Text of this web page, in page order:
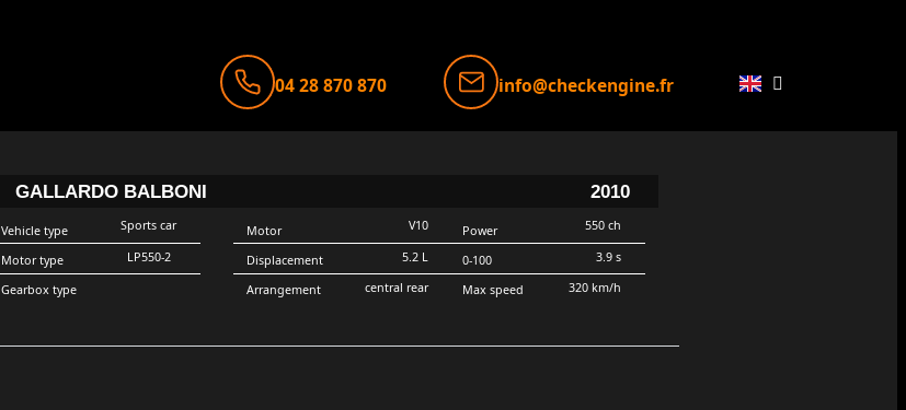
04 28 870 870 info@checkengine.fr
GALLARDO BALBONI 2010
Vehicle type
Motor type
Gearbox type
Sports car
LP550-2
Motor
Displacement
Arrangement
V10
5.2 L
central rear
Power
0-100
Max speed
550 ch
3.9 s
320 km/h